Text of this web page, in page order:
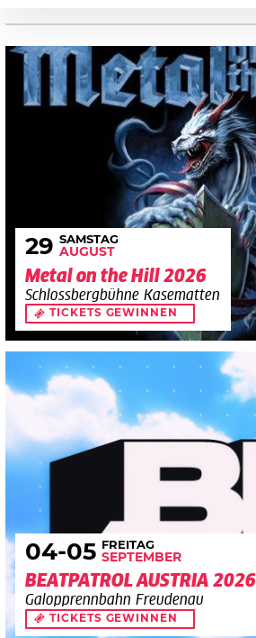
29 SAMSTAG
AUGUST
Metal on the Hill 2026
Schlossbergbühne Kasematten
TICKETS GEWINNEN
04-05 FREITAG
SEPTEMBER
BEATPATROL AUSTRIA 2026
Galopprennbahn Freudenau
TICKETS GEWINNEN